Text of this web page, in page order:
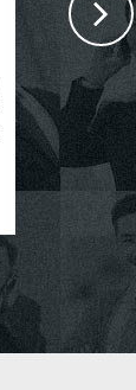
威格仪器
引言锂电池
寿命和低自放
储能领域的核
动汽车、可
式电子设备